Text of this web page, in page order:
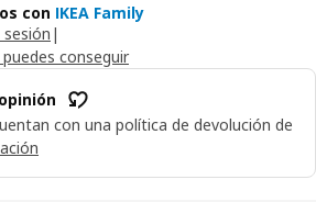
con IKEA Family
|
conseguir
con una política de devolución de